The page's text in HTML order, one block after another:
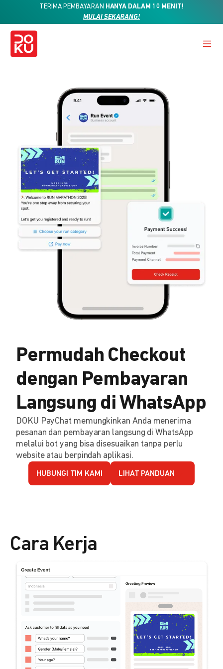
TERIMA PEMBAYARAN HANYA DALAM 10 MENIT!
MULAI SEKARANG!
Permudah Checkout
dengan Pembayaran
Langsung di WhatsApp
DOKU PayChat memungkinkan Anda menerima
pesanan dan pembayaran langsung di WhatsApp
melalui bot yang bisa disesuaikan tanpa perlu
website atau berpindah aplikasi.
HUBUNGI TIM KAMI LIHAT PANDUAN
Cara Kerja